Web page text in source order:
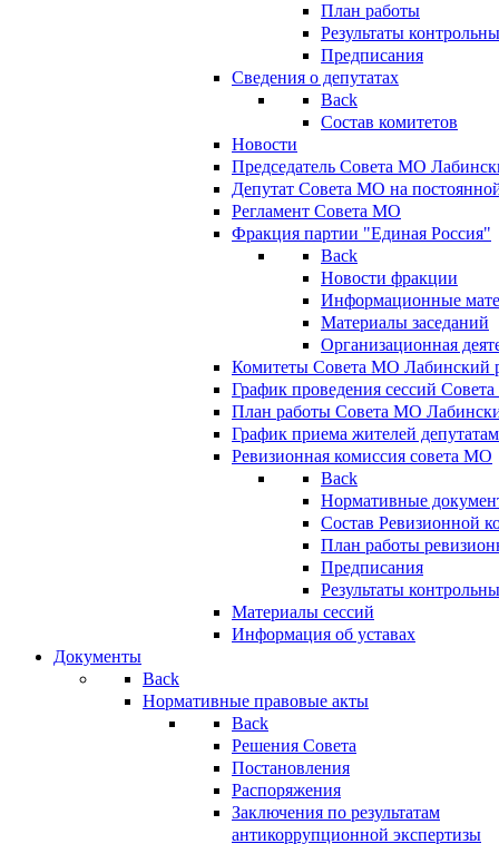
План работы
Результаты
Предписания
Сведения о депутатах
Back
Состав комитетов
Новости
Председатель Совета МО
Депутат Совета МО на
Регламент Совета МО
Фракция партии "Единая Россия"
Back
Новости фракции
Информационные
Материалы заседаний
Организационная
Комитеты Совета МО Лабинский
График проведения сессий
План работы Совета МО
График приема жителей
Ревизионная комиссия совета МО
Back
Нормативные
Состав Ревизионной
План работы
Предписания
Результаты
Материалы сессий
Информация об уставах
Документы
Back
Нормативные правовые акты
Back
Решения Совета
Постановления
Распоряжения
Заключения по результатам
антикоррупционной экспертизы